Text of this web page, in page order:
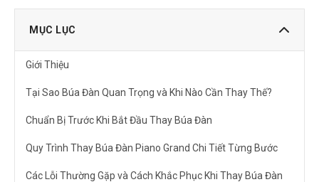
MỤC LỤC
Giới Thiệu
Tại Sao Búa Đàn Quan Trọng và Khi Nào Cần Thay Thế?
Chuẩn Bị Trước Khi Bắt Đầu Thay Búa Đàn
Quy Trình Thay Búa Đàn Piano Grand Chi Tiết Từng Bước
Các Lỗi Thường Gặp và Cách Khắc Phục Khi Thay Búa Đàn